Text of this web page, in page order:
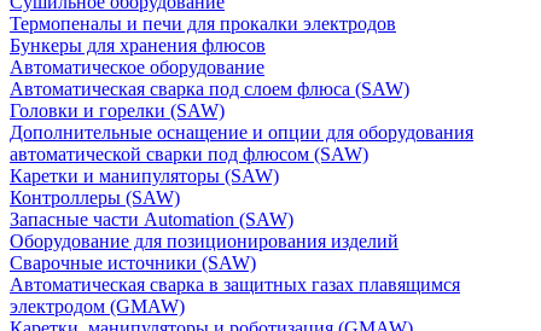
Термопеналы и печи для прокалки электродов
Бункеры для хранения флюсов
Автоматическое оборудование
Автоматическая сварка под слоем флюса (SAW)
Головки и горелки (SAW)
Дополнительные оснащение и опции для оборудования
автоматической сварки под флюсом (SAW)
Каретки и манипуляторы (SAW)
Контроллеры (SAW)
Запасные части Automation (SAW)
Оборудование для позиционирования изделий
Сварочные источники (SAW)
Автоматическая сварка в защитных газах плавящимся
электродом (GMAW)